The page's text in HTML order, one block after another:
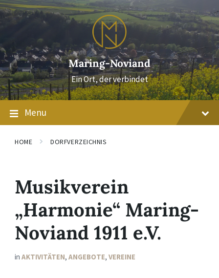
Skip
to
content
Skip
to
main
Skip
to
footer
Maring-Noviand
Ein Ort, der verbindet
Menu
HOME DORFVERZEICHNIS
Musikverein
„Harmonie“ Maring-
Noviand 1911 e.V.
in AKTIVITÄTEN, ANGEBOTE, VEREINE